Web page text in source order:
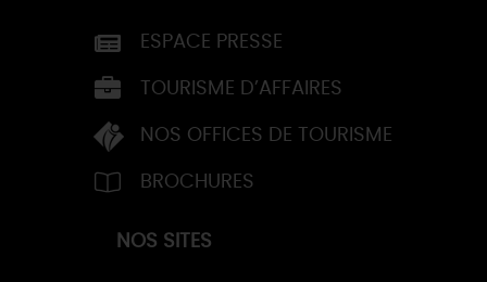
ESPACE PRESSE
TOURISME D’AFFAIRES
NOS OFFICES DE TOURISME
BROCHURES
NOS SITES